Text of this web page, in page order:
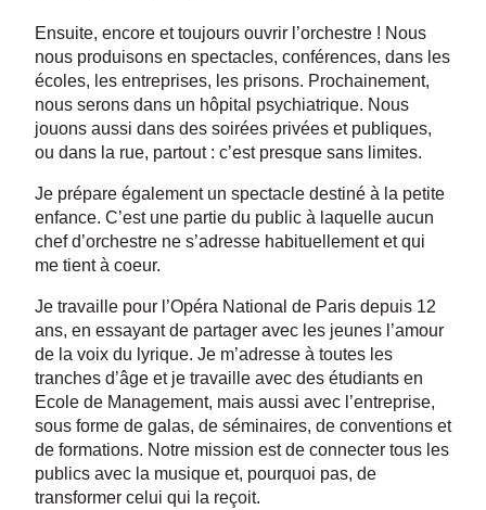
Ensuite, encore et toujours ouvrir l’orchestre ! Nous
nous produisons en spectacles, conférences, dans les
écoles, les entreprises, les prisons. Prochainement,
nous serons dans un hôpital psychiatrique. Nous
jouons aussi dans des soirées privées et publiques,
ou dans la rue, partout : c’est presque sans limites.
Je prépare également un spectacle destiné à la petite
enfance. C’est une partie du public à laquelle aucun
chef d’orchestre ne s’adresse habituellement et qui
me tient à coeur.
Je travaille pour l’Opéra National de Paris depuis 12
ans, en essayant de partager avec les jeunes l’amour
de la voix du lyrique. Je m’adresse à toutes les
tranches d’âge et je travaille avec des étudiants en
Ecole de Management, mais aussi avec l’entreprise,
sous forme de galas, de séminaires, de conventions et
de formations. Notre mission est de connecter tous les
publics avec la musique et, pourquoi pas, de
transformer celui qui la reçoit.